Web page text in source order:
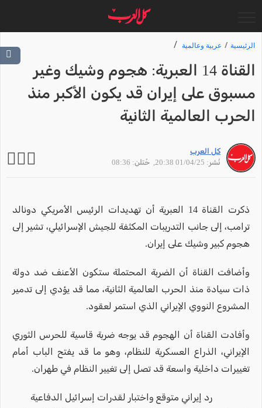
الرئيسية عربية وعالمية
القناة 14 العبرية: هجوم وشيك وغير
مسبوق على إيران قد يكون الأكبر منذ
الحرب العالمية الثانية
كل العرب
نُشر: 01/04/25 20:38
, حُتلن: 08:36
ذكرت القناة 14 العبرية أن تهديدات الرئيس الأمريكي دونالد
ترامب، إلى جانب التدريبات المكثفة للجيش الإسرائيلي، تشير إلى
هجوم كبير وشيك على إيران.
وأضافت القناة أن الضربة المحتملة ستكون الأعنف ضد دولة
ذات سيادة منذ الحرب العالمية الثانية، مما قد يؤدي إلى تدمير
المشروع النووي الإيراني الذي استمر لعقود.
وأفادت القناة أن الهجوم قد يوجه ضربة قاسية للحرس الثوري
الإيراني، الذراع العسكرية للنظام، وهو ما قد يفتح الباب أمام
تغييرات داخلية واسعة قد تصل إلى تغيير النظام في طهران.
رد إيراني متوقع واختبار لقدرات إسرائيل الدفاعية